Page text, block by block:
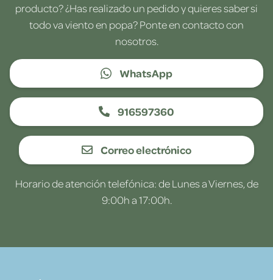
producto? ¿Has realizado un pedido y quieres saber si
todo va viento en popa? Ponte en contacto con
nosotros.
WhatsApp
916597360
Correo electrónico
Horario de atención telefónica: de Lunes a Viernes, de
9:00h a 17:00h.